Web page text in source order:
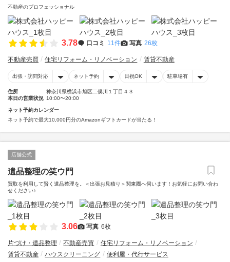
不動産のプロフェッショナル
3.78 口コミ 11件 写真 26枚
不動産売買 住宅リフォーム・リノベーション 賃貸不動産
出張・訪問対応 ネット予約 日祝OK 駐車場有
住所
神奈川県横浜市旭区二俣川１丁目４３
本日の営業状況 10:00〜20:00
ネット予約カレンダー
ネット予約で最大10,000円分のAmazonギフトカードが当たる！
店舗公式
遺品整理の笑ウ門
買取を利用して賢く遺品整理を。＜出張お見積り＞関東圏へ伺います！お気軽にお問い合わ
せください♪
3.06 写真 6枚
片づけ・遺品整理 不動産売買
住宅リフォーム・リノベーション
賃貸不動産
ハウスクリーニング 便利屋・代行サービス